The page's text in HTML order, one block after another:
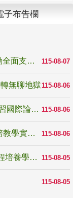
子布告欄
115-08-07
迎接115學年度新進教師加入教育現場 啟動全面支持陪伴
115-08-06
無聊地獄
115-08-06
匯聚全球視野深化師生AI素養 2026數位學習國際論壇高雄登場
115-08-06
深化師培與現場連結！教育部加碼補助師培教學實踐研究 10月師培國際研討會交流教學實踐經驗
115-08-05
國教署「全國高中暑期研習營」 以多元課程培養學生瞭解誠信專業與倫理價值
115-08-05